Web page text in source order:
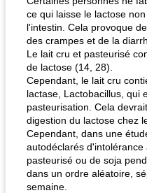
ce qui laisse le lactose
l'intestin. Cela provoque
des crampes et de la
Le lait cru et pasteurisé
de lactose (14, 28).
Cependant, le lait cru
lactase, Lactobacillus, qui
pasteurisation. Cela
digestion du lactose chez
Cependant, dans une
autodéclarés d'intolérance
pasteurisé ou de soja
dans un ordre aléatoire,
semaine.